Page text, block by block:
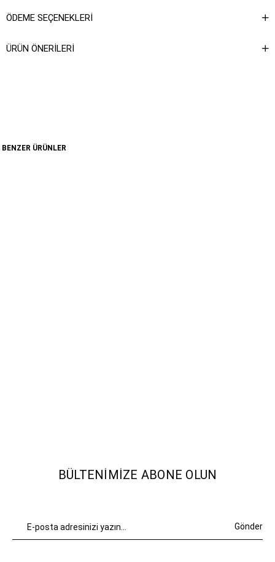
ÖDEME SEÇENEKLERI
ÜRÜN ÖNERILERI
BENZER ÜRÜNLER
BÜLTENIMIZE ABONE OLUN
Gönder